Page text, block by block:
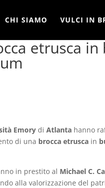
CHI SIAMO VULCI IN
etrusca
Emory diAtlanta hanno
di una brocca etrusca in
in prestito al Michael C.
alla valorizzazione del